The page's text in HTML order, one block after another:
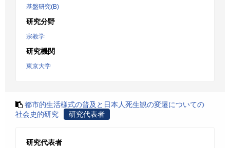
基盤研究(B)
研究分野
宗教学
研究機関
東京大学
都市的生活様式の普及と日本人死生観の変遷についての
社会史的研究
研究代表者
研究代表者